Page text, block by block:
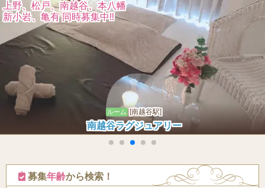
月給100万以上可能！
罰金ノルマなし、保証時給有り
ルーム [大宮駅]
Fever フィーバー 大宮room
募集年齢から検索！